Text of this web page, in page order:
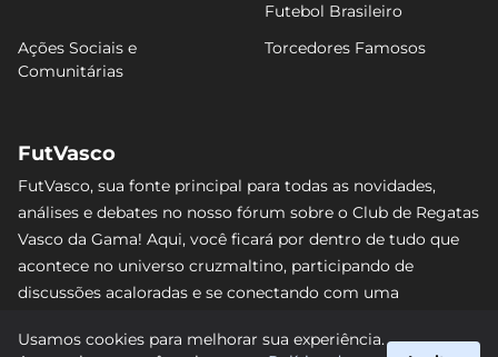
Futebol Brasileiro
Ações Sociais e
Comunitárias
Torcedores Famosos
FutVasco
FutVasco, sua fonte principal para todas as novidades,
análises e debates no nosso fórum sobre o Club de Regatas
Vasco da Gama! Aqui, você ficará por dentro de tudo que
acontece no universo cruzmaltino, participando de
discussões acaloradas e se conectando com uma
nenhum lance e acompanhe de perto o caminho do Vasco
Usamos cookies para melhorar sua experiência.